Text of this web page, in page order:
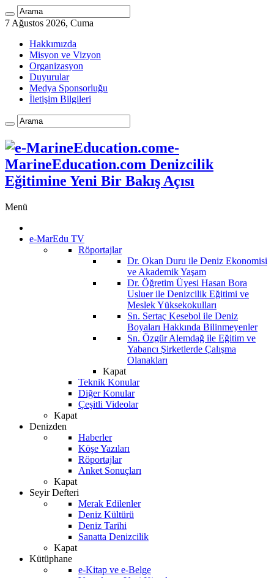
7 Ağustos 2026, Cuma
Hakkımızda
Misyon ve Vizyon
Organizasyon
Duyurular
Medya Sponsorluğu
İletişim Bilgileri
e-
MarineEducation.com Denizcilik
Eğitimine Yeni Bir Bakış Açısı
Menü
e-MarEdu TV
Röportajlar
Dr. Okan Duru ile Deniz Ekonomisi
ve Akademik Yaşam
Dr. Öğretim Üyesi Hasan Bora
Usluer ile Denizcilik Eğitimi ve
Meslek Yüksekokulları
Sn. Sertaç Kesebol ile Deniz
Boyaları Hakkında Bilinmeyenler
Sn. Özgür Alemdağ ile Eğitim ve
Yabancı Şirketlerde Çalışma
Olanakları
Kapat
Teknik Konular
Diğer Konular
Çeşitli Videolar
Kapat
Denizden
Haberler
Köşe Yazıları
Röportajlar
Anket Sonuçları
Kapat
Seyir Defteri
Merak Edilenler
Deniz Kültürü
Deniz Tarihi
Sanatta Denizcilik
Kapat
Kütüphane
e-Kitap ve e-Belge